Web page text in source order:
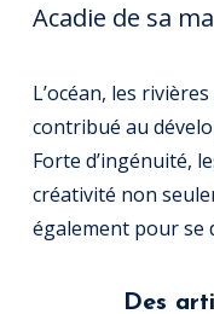
Acadie de sa
L’océan, les
contribué au
Forte d’ingénuité,
créativité non
également pour se
Des